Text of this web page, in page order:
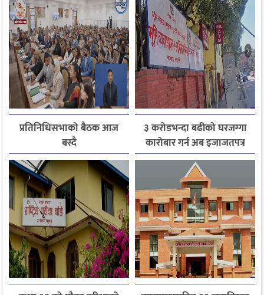
प्रतिनिधिसभाको बैठक आज
बस्दै
३ करोडभन्दा बढीको घरजग्गा
कारोबार गर्न अब इजाजतपत्र
अनिवार्य